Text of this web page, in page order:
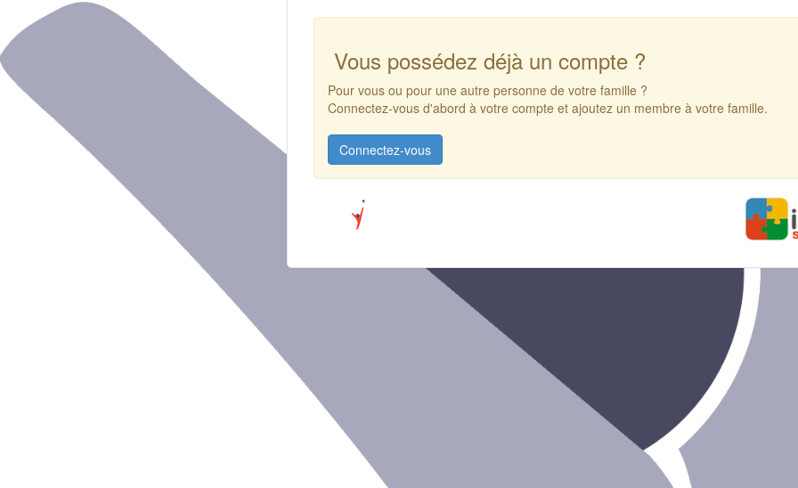
Vous possédez déjà un compte ?
Pour vous ou pour une autre personne de votre famille ?
Connectez-vous d'abord à votre compte et ajoutez un membre à votre famille.
Connectez-vous